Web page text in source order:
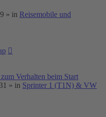
» in Reisemobile und
Verhalten beim Start
» in Sprinter 1 (T1N) & VW